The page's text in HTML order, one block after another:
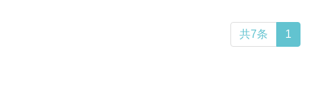
共7条 1